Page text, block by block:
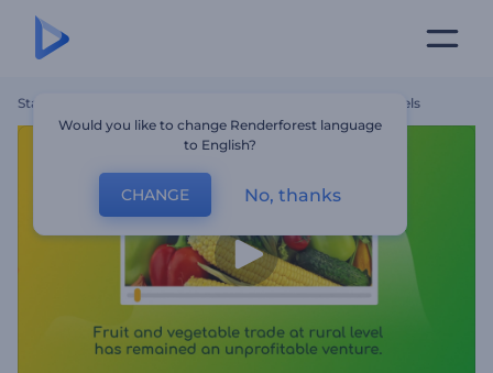
Startseite Website Des Obst- Und Gemüsehandels
Would you like to change Renderforest language
to English?
CHANGE No, thanks